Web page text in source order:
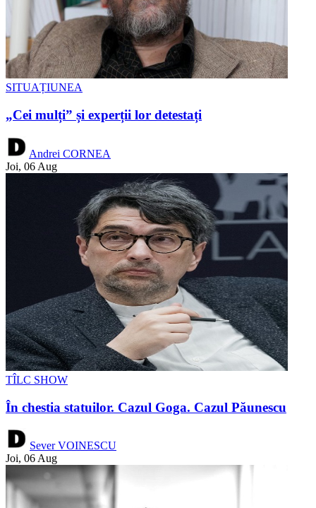
SITUAȚIUNEA
„Cei mulți” și experții lor detestați
Andrei CORNEA
Joi, 06 Aug
TÎLC SHOW
În chestia statuilor. Cazul Goga. Cazul Păunescu
Sever VOINESCU
Joi, 06 Aug